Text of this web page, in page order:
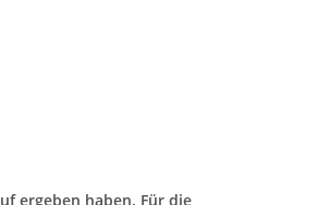
ergeben haben. Für die